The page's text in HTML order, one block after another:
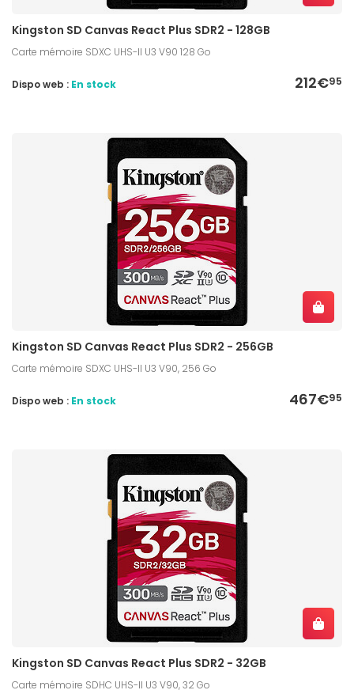
Kingston SD Canvas React Plus SDR2 - 128GB
Carte mémoire SDXC UHS-II U3 V90 128 Go
212€95
Dispo web : En stock
Kingston SD Canvas React Plus SDR2 - 256GB
Carte mémoire SDXC UHS-II U3 V90, 256 Go
467€95
Dispo web : En stock
Kingston SD Canvas React Plus SDR2 - 32GB
Carte mémoire SDHC UHS-II U3 V90, 32 Go